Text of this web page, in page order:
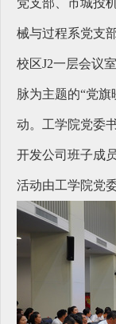
党支部、市城投
械与过程系党支
校区J2一层会议
脉为主题的“党
动。工学院党委
开发公司班子成
活动由工学院党